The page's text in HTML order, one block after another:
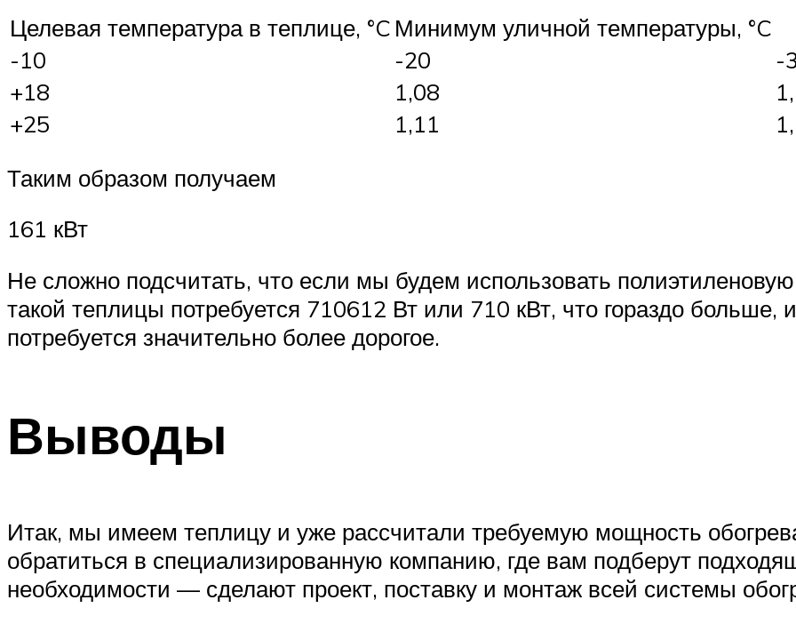
Целевая температура в теплице, °C Минимум уличной температуры, °C
-10
-20 -
+18
1,08
+25
1,11
Таким образом получаем
161 кВт
Не сложно подсчитать, что если мы будем использовать
такой теплицы потребуется 710612 Вт или 710 кВт, что гораздо больше,
потребуется значительно более дорогое.
Выводы
Итак, мы имеем теплицу и уже рассчитали требуемую мощность
обратиться в специализированную компанию, где вам подберут
необходимости — сделают проект, поставку и монтаж всей системы